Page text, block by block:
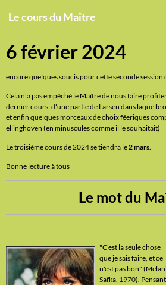
Le cours du Maître
6 février 2024
encore quelques soucis pour cette seconde session
Cela n'a pas empêché le Maître de nous faire
dernier cours, d'une partie de Larsen dans laquelle
et enfin quelques morceaux de choix féeriques
ellinghoven (en minuscules comme il le souhaitait)
Le troisième cours de 2024 se tiendra le2 mars.
Bonne lecture à tous
Le mot du
"C'est la seule chose
que je sais faire, et ce
n'est pas bon"
Safka, 1970).